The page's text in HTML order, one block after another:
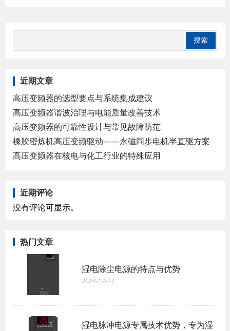
近期文章
高压变频器的选型要点与系统集成建议
高压变频器谐波治理与电能质量改善技术
高压变频器的可靠性设计与常见故障防范
橡胶密炼机高压变频驱动——永磁同步电机半直驱方案
高压变频器在核电与化工行业的特殊应用
近期评论
没有评论可显示。
热门文章
湿电除尘电源的特点与优势
2024-12-27
湿电脉冲电源专属技术优势，专为湿